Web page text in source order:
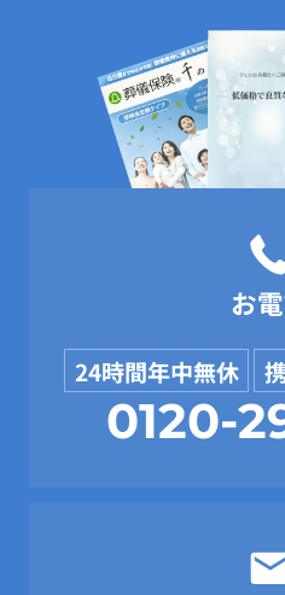
お
24時間年中無休
0120-